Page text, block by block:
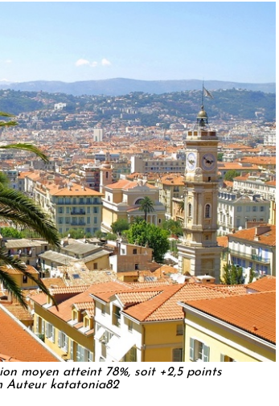
moyen atteint 78%, soit +2,5 points
Auteur katatonia82